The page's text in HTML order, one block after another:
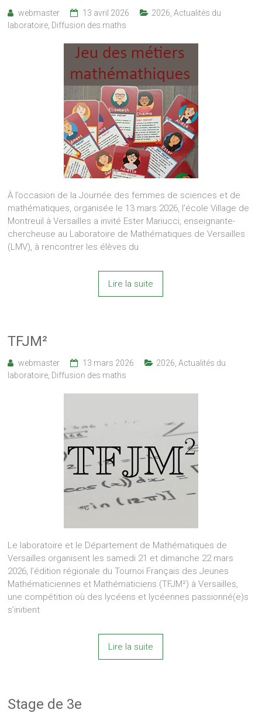
webmaster 13 avril 2026 2026 ,Actualités du
laboratoire Diffusion des maths
À l’occasion de la Journée des femmes de sciences et de
mathématiques, organisée le 13 mars 2026, l’école Village de
Montreuil à Versailles a invité Ester Mariucci, enseignante-
chercheuse au Laboratoire de Mathématiques de Versailles
(LMV), à rencontrer les élèves du
Lire la suite
TFJM²
webmaster 13 mars 2026 2026 ,Actualités du
laboratoire Diffusion des maths
Le laboratoire et le Département de Mathématiques de
Versailles organisent les samedi 21 et dimanche 22 mars
2026, l’édition régionale du Tournoi Français des Jeunes
Mathématiciennes et Mathématiciens (TFJM²) à Versailles,
une compétition où des lycéens et lycéennes passionné(e)s
s’initient
Lire la suite
Stage de 3e